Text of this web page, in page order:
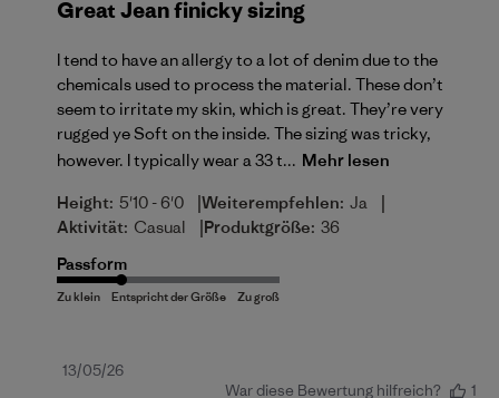
Great Jean finicky sizing
I tend to have an allergy to a lot of denim due to the
chemicals used to process the material. These don’t
seem to irritate my skin, which is great. They’re very
rugged ye Soft on the inside. The sizing was tricky,
however. I typically wear a 33 t... Mehr lesen
Height: 5'10 - 6'0 |Weiterempfehlen: Ja |
Aktivität: Casual |Produktgröße: 36
Passform
Veröffentlichungsdatum
13/05/26
War diese Bewertung hilfreich?
1